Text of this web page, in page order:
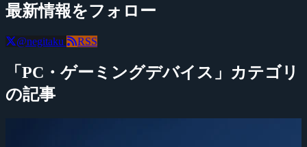
最新情報をフォロー
@negitaku RSS
「PC・ゲーミングデバイス」カテゴリ
の記事